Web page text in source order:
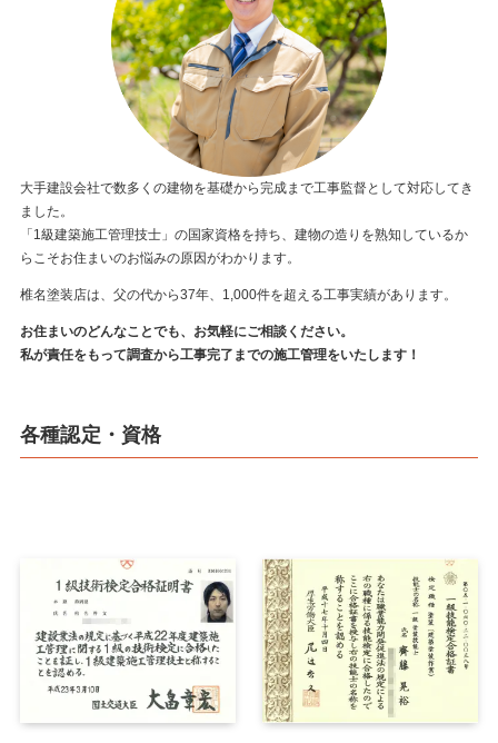
大手建設会社で数多くの建物を基礎から完成まで工事監督として対応してき
ました。
「1級建築施工管理技士」の国家資格を持ち、建物の造りを熟知しているか
らこそお住まいのお悩みの原因がわかります。
椎名塗装店は、父の代から37年、1,000件を超える工事実績があります。
お住まいのどんなことでも、お気軽にご相談ください。
私が責任をもって調査から工事完了までの施工管理をいたします！
各種認定・資格